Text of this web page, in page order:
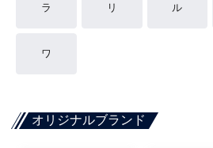
ラ リ ル
ワ
オリジナルブランド